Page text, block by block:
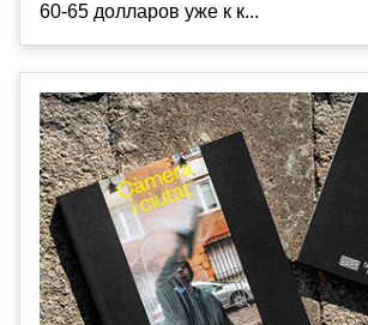
60-65 долларов уже к к...